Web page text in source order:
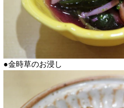
●金時草のお浸し